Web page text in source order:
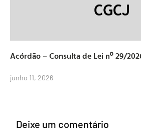
Acórdão – Consulta de Lei nº 29/
junho 11, 2026
Deixe um comentário